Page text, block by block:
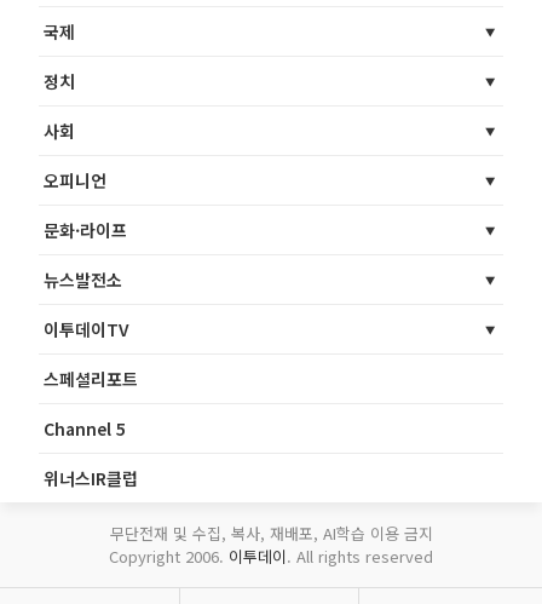
국제
정치
사회
오피니언
문화·라이프
뉴스발전소
이투데이TV
스페셜리포트
Channel 5
위너스IR클럽
무단전재 및 수집, 복사, 재배포, AI학습 이용 금지
Copyright 2006. 이투데이. All rights reserved